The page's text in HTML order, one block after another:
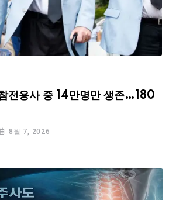
전용사 중 14만명만 생존…180
8월 7, 2026